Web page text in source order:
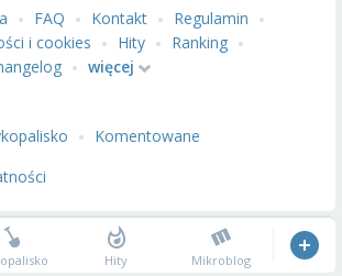
FAQ Kontakt
Regulamin
i cookies
Hity
Ranking
więcej
Komentowane
Hity Mikroblog